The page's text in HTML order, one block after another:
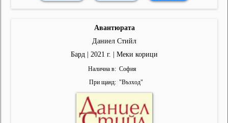
Авантюрата
Даниел Стийл
Бард | 2021 г. | Меки корици
Налична в
София
При щанд
"Възход"